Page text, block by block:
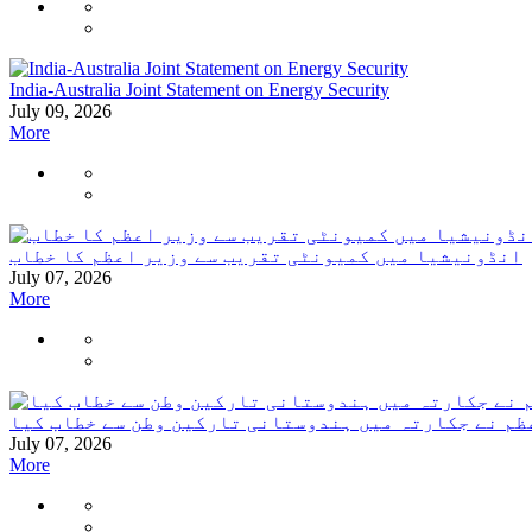
India-Australia Joint Statement on Energy Security
July 09, 2026
More
انڈونیشیا میں کمیونٹی تقریب سے وزیر اعظم کا خطاب
July 07, 2026
More
نے جکارتہ میں ہندوستانی تارکین وطن سے خطاب کیا
July 07, 2026
More